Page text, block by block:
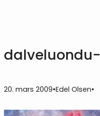
20. mars 2009•Edel Olsen•